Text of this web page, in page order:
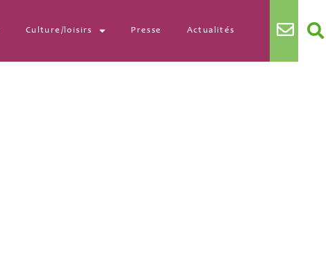
Culture/loisirs Presse Actualités